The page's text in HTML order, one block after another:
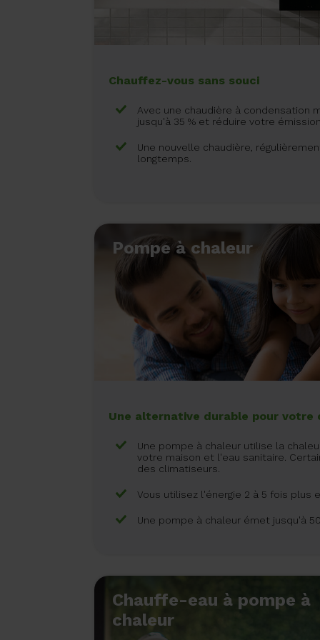
Chauffez-vous sans souci
Avec une chaudière à condensation
jusqu'à 35 % et réduire votre
Une nouvelle chaudière,
longtemps.
Pompe à chaleur
Une alternative durable pour votre
Une pompe à chaleur utilise la
votre maison et l'eau sanitaire.
des climatiseurs.
Vous utilisez l'énergie 2 à 5 fois plus
Une pompe à chaleur émet jusqu'à
Chauffe-eau à pompe à
chaleur